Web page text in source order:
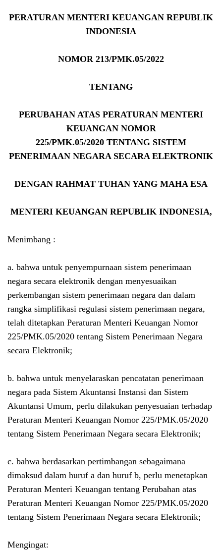
PERATURAN MENTERI KEUANGAN REPUBLIK
INDONESIA
NOMOR 213/PMK.05/2022
TENTANG
PERUBAHAN ATAS PERATURAN MENTERI
KEUANGAN NOMOR
225/PMK.05/2020 TENTANG SISTEM
PENERIMAAN NEGARA SECARA ELEKTRONIK
DENGAN RAHMAT TUHAN YANG MAHA ESA
MENTERI KEUANGAN REPUBLIK INDONESIA,
Menimbang :
a. bahwa untuk penyempurnaan sistem penerimaan
negara secara elektronik dengan menyesuaikan
perkembangan sistem penerimaan negara dan dalam
rangka simplifikasi regulasi sistem penerimaan negara,
telah ditetapkan Peraturan Menteri Keuangan Nomor
225/PMK.05/2020 tentang Sistem Penerimaan Negara
secara Elektronik;
b. bahwa untuk menyelaraskan pencatatan penerimaan
negara pada Sistem Akuntansi Instansi dan Sistem
Akuntansi Umum, perlu dilakukan penyesuaian terhadap
Peraturan Menteri Keuangan Nomor 225/PMK.05/2020
tentang Sistem Penerimaan Negara secara Elektronik;
c. bahwa berdasarkan pertimbangan sebagaimana
dimaksud dalam huruf a dan huruf b, perlu menetapkan
Peraturan Menteri Keuangan tentang Perubahan atas
Peraturan Menteri Keuangan Nomor 225/PMK.05/2020
tentang Sistem Penerimaan Negara secara Elektronik;
Mengingat: